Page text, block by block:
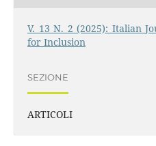
V. 13 N. 2 (2025): Italian
for Inclusion
SEZIONE
ARTICOLI